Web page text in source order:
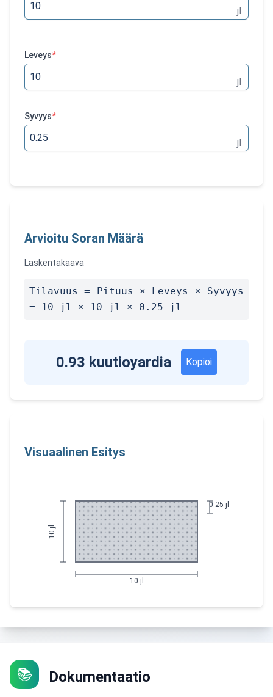
jl
Leveys*
jl
Syvyys*
jl
Arvioitu Soran Määrä
Laskentakaava
Tilavuus = Pituus × Leveys × Syvyys
= 10 jl × 10 jl × 0.25 jl
0.93 kuutioyardia Kopioi
Visuaalinen Esitys
10 jl
10 jl
0.25 jl
📚 Dokumentaatio